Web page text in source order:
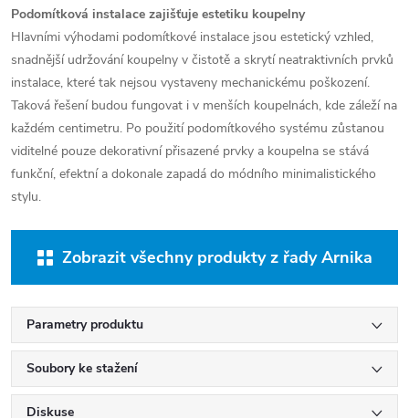
Podomítková instalace zajišťuje estetiku koupelny
Hlavními výhodami podomítkové instalace jsou estetický vzhled,
snadnější udržování koupelny v čistotě a skrytí neatraktivních prvků
instalace, které tak nejsou vystaveny mechanickému poškození.
Taková řešení budou fungovat i v menších koupelnách, kde záleží na
každém centimetru. Po použití podomítkového systému zůstanou
viditelné pouze dekorativní přisazené prvky a koupelna se stává
funkční, efektní a dokonale zapadá do módního minimalistického
stylu.
Zobrazit všechny produkty z řady Arnika
Parametry produktu
Soubory ke stažení
Diskuse